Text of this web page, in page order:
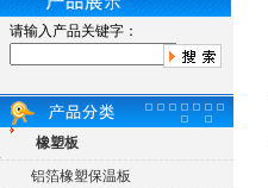
请输入产品关键字：
橡塑板
铝箔橡塑保温板